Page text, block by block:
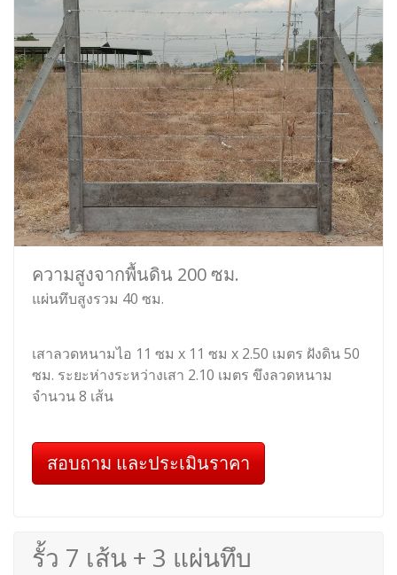
ความสูงจากพื้นดิน 200 ซม.
แผ่นทึบสูงรวม 40 ซม.
เสาลวดหนามไอ 11 ซม x 11 ซม x 2.50 เมตร ฝังดิน 50
ซม. ระยะห่างระหว่างเสา 2.10 เมตร ขึงลวดหนาม
จำนวน 8 เส้น
สอบถาม และประเมินราคา
รั้ว 7 เส้น + 3 แผ่นทึบ